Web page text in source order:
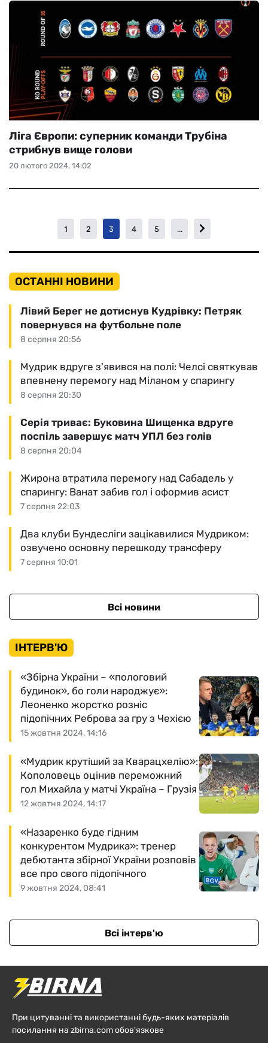
20 лютого 2024, 14:02
Ліга Європи: суперник команди Трубіна
стрибнув вище голови
1 2 3 4 5 ...
ОСТАННІ НОВИНИ
8 серпня 20:56
Лівий Берег не дотиснув Кудрівку: Петряк
повернувся на футбольне поле
8 серпня 20:30
Мудрик вдруге з'явився на полі: Челсі святкував
впевнену перемогу над Міланом у спарингу
8 серпня 20:04
Серія триває: Буковина Шищенка вдруге
поспіль завершує матч УПЛ без голів
7 серпня 22:03
Жирона втратила перемогу над Сабадель у
спарингу: Ванат забив гол і оформив асист
7 серпня 10:01
Два клуби Бундесліги зацікавилися Мудриком:
озвучено основну перешкоду трансферу
Всі новини
ІНТЕРВ'Ю
15 жовтня 2024, 14:16
«Збірна України – «пологовий
будинок», бо голи народжує»:
Леоненко жорстко розніс
підопічних Реброва за гру з Чехією
12 жовтня 2024, 14:17
«Мудрик крутіший за Кварацхелію»:
Кополовець оцінив переможний
гол Михайла у матчі Україна – Грузія
9 жовтня 2024, 08:41
«Назаренко буде гідним
конкурентом Мудрика»: тренер
дебютанта збірної України розповів
все про свого підопічного
Всі інтерв'ю
При цитуванні та використанні будь-яких матеріалів
посилання на zbirna.com обов'язкове